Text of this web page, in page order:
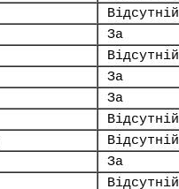
Відсутній
За
Відсутній
За
За
Відсутній
Відсутній
За
Відсутній